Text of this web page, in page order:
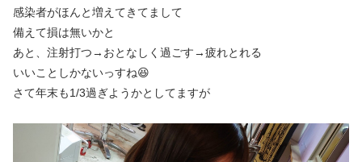
感染者がほんと増えてきてまして
備えて損は無いかと
あと、注射打つ→おとなしく過ごす→疲れとれる
いいことしかないっすね😆
さて年末も1/3過ぎようかとしてますが